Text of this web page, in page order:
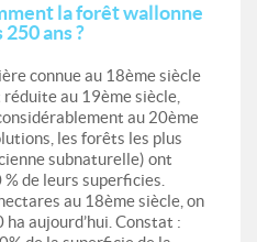
la forêt wallonne
ans ?
connue au 18ème siècle
au 19ème siècle,
au 20ème
les forêts les plus
subnaturelle) ont
de leurs superficies.
au 18ème siècle, on
aujourd’hui. Constat :